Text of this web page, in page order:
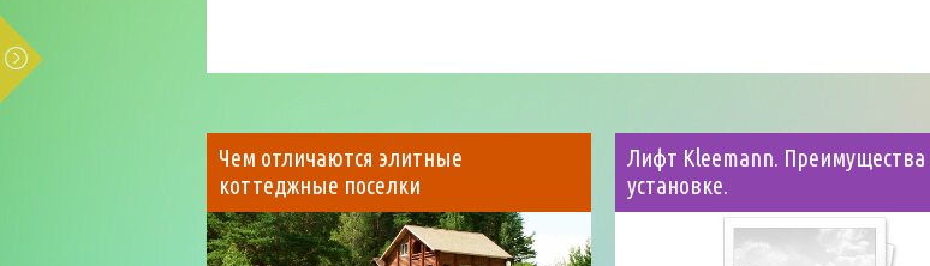
Чем отличаются элитные
коттеджные поселки
Лифт Kleemann. Преимущества
установке.